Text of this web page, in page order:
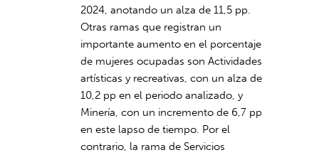
2024, anotando un alza de 11,5 pp.
Otras ramas que registran un
importante aumento en el porcentaje
de mujeres ocupadas son Actividades
artísticas y recreativas, con un alza de
10,2 pp en el periodo analizado, y
Minería, con un incremento de 6,7 pp
en este lapso de tiempo. Por el
contrario, la rama de Servicios